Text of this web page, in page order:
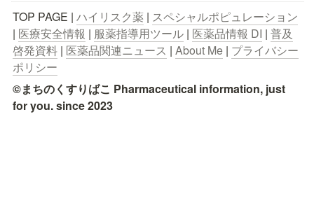
TOP PAGE | ハイリスク薬 | スペシャルポピュレーション
| 医療安全情報 | 服薬指導用ツール | 医薬品情報 DI | 普及
啓発資料 | 医薬品関連ニュース | About Me | プライバシー
ポリシー
©まちのくすりばこ Pharmaceutical information, just
for you. since 2023